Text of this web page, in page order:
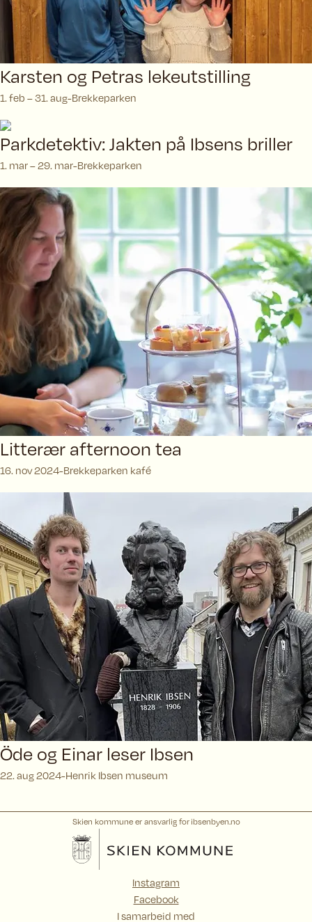
Karsten og Petras lekeutstilling
1. feb – 31. aug Brekkeparken
Parkdetektiv: Jakten på Ibsens briller
1. mar – 29. mar Brekkeparken
Litterær afternoon tea
16. nov 2024 Brekkeparken kafé
Öde og Einar leser Ibsen
22. aug 2024 Henrik Ibsen museum
Skien kommune er ansvarlig for ibsenbyen.no
Instagram
Facebook
I samarbeid med